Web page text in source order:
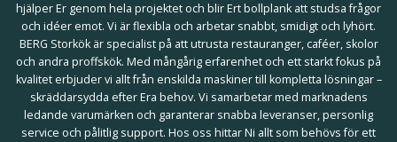
hjälper Er genom hela projektet och blir Ert bollplank att studsa frågor
och idéer emot. Vi är flexibla och arbetar snabbt, smidigt och lyhört.
BERG Storkök är specialist på att utrusta restauranger, caféer, skolor
och andra proffskök. Med mångårig erfarenhet och ett starkt fokus på
kvalitet erbjuder vi allt från enskilda maskiner till kompletta lösningar –
skräddarsydda efter Era behov. Vi samarbetar med marknadens
ledande varumärken och garanterar snabba leveranser, personlig
service och pålitlig support. Hos oss hittar Ni allt som behövs för ett